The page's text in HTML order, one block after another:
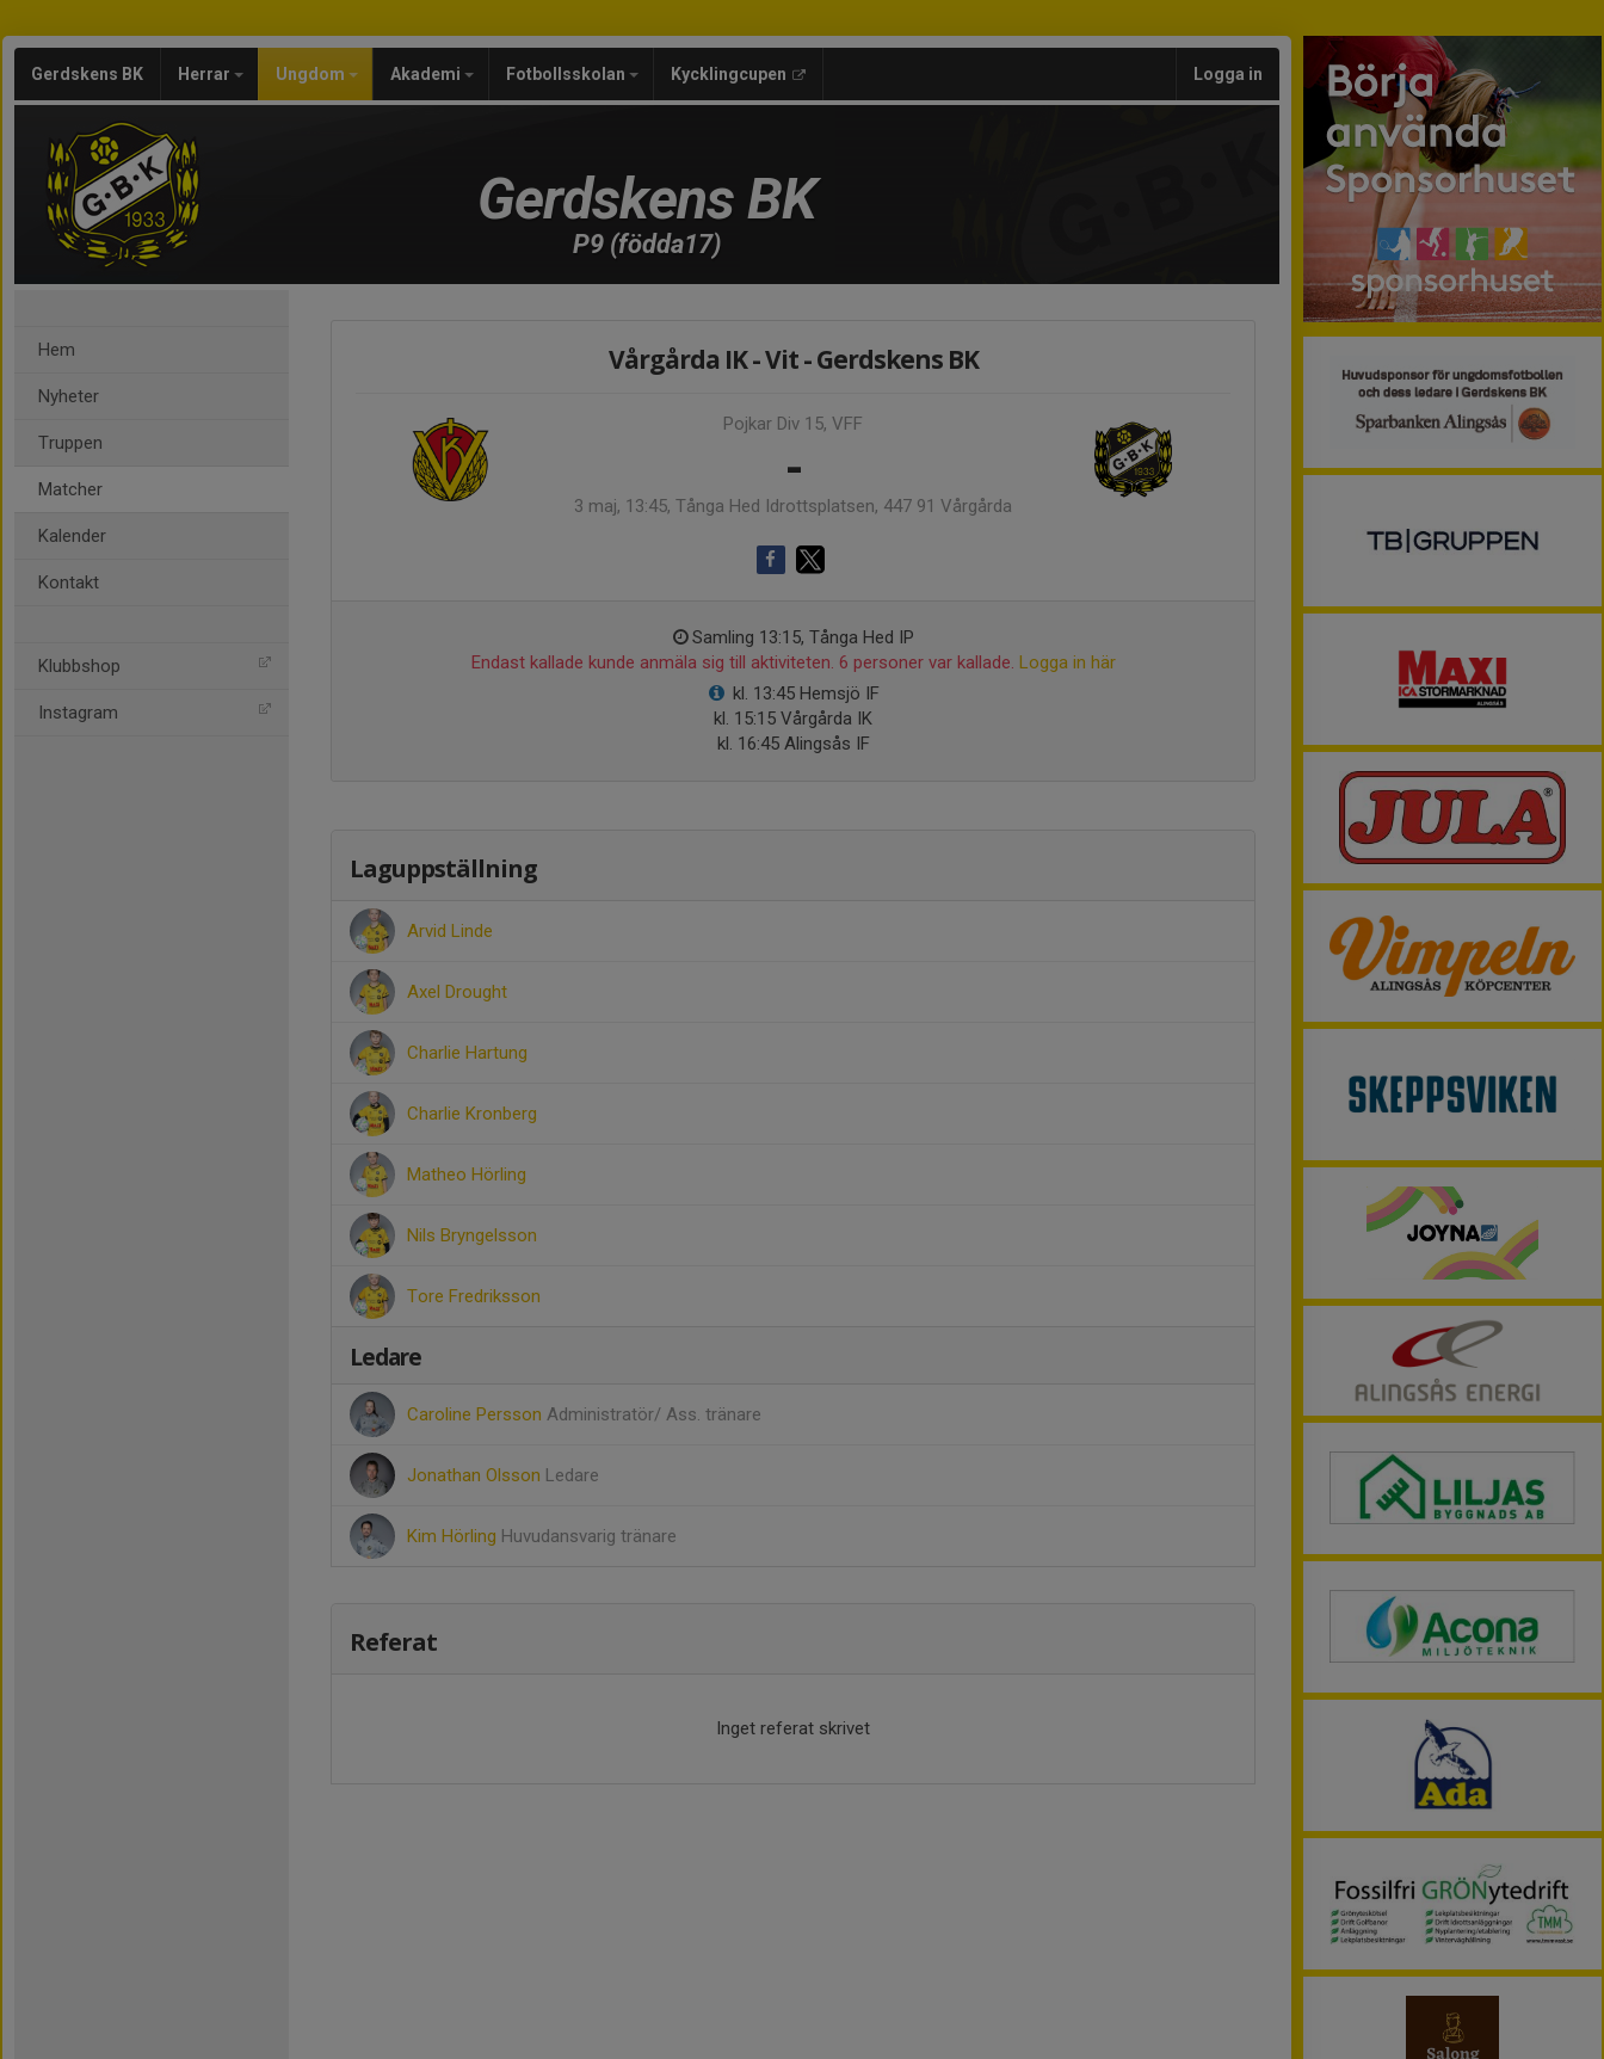
Gerdskens BK Herrar Ungdom Akademi Fotbollsskolan Kycklingcupen Logga in
Gerdskens BK
P9 (födda17)
Hem
Nyheter
Truppen
Matcher
Kalender
Kontakt
Klubbshop
Instagram
Vårgårda IK - Vit - Gerdskens BK
Pojkar Div 15, VFF
-
3 maj, 13:45, Tånga Hed Idrottsplatsen, 447 91 Vårgårda
Samling 13:15, Tånga Hed IP
Endast kallade kunde anmäla sig till aktiviteten. 6 personer var kallade. Logga in här
kl. 13:45 Hemsjö IF
kl. 15:15 Vårgårda IK
kl. 16:45 Alingsås IF
Laguppställning
Arvid Linde
Axel Drought
Charlie Hartung
Charlie Kronberg
Matheo Hörling
Nils Bryngelsson
Tore Fredriksson
Ledare
Caroline Persson Administratör/ Ass. tränare
Jonathan Olsson Ledare
Kim Hörling Huvudansvarig tränare
Referat
Inget referat skrivet